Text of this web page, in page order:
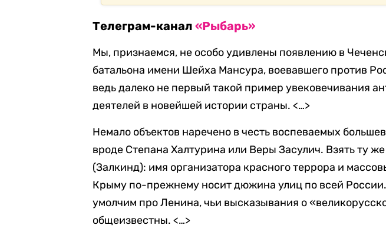
Телеграм-канал«Рыбарь»
Мы, признаемся, не особо удивлены появлению в
батальона имени Шейха Мансура, воевавшего против
ведь далеко не первый такой пример увековечивания
деятелей в новейшей истории страны. <…>
Немало объектов наречено в честь воспеваемых
вроде Степана Халтурина или Веры Засулич. Взять ту
(Залкинд): имя организатора красного террора и
Крыму по-прежнему носит дюжина улиц по всей
умолчим про Ленина, чьи высказывания о
общеизвестны. <…>